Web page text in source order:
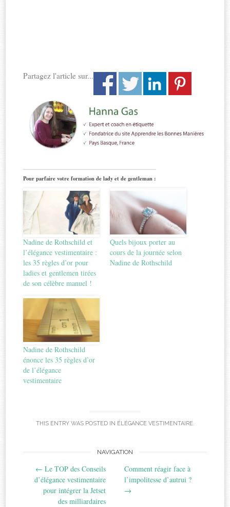
Partagez l'article sur...
Pour parfaire votre formation de lady et de gentleman :
Nadine de Rothschild et
l’élégance vestimentaire :
les 35 règles d’or pour
ladies et gentlemen tirées
de son célèbre manuel !
Quels bijoux porter au
cours de la journée selon
Nadine de Rothschild
Nadine de Rothschild
énonce les 35 règles d’or
de l’élégance
vestimentaire
THIS ENTRY WAS POSTED IN ÉLÉGANCE VESTIMENTAIRE.
navigation
NAVIGATION
← Le TOP des Conseils
d’élégance vestimentaire
pour intégrer la Jetset
des milliardaires
Comment réagir face à
l’impolitesse d’autrui ?
→